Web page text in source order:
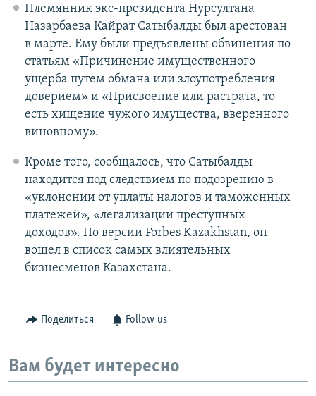
Племянник экс-президента Нурсултана
Назарбаева Кайрат Сатыбалды был арестован
в марте. Ему были предъявлены обвинения по
статьям «Причинение имущественного
ущерба путем обмана или злоупотребления
доверием» и «Присвоение или растрата, то
есть хищение чужого имущества, вверенного
виновному».
Кроме того, сообщалось, что Сатыбалды
находится под следствием по подозрению в
«уклонении от уплаты налогов и таможенных
платежей», «легализации преступных
доходов». По версии Forbes Kazakhstan, он
вошел в список самых влиятельных
бизнесменов Казахстана.
Поделиться Follow us
Вам будет интересно